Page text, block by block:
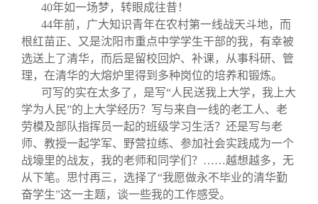
40年如一场梦，转眼成往昔！
44年前，广大知识青年在农村第一线战天斗地，而
根红苗正、又是沈阳市重点中学学生干部的我，有幸被
选送上了清华，而后是留校回炉、补课，从事科研、管
理，在清华的大熔炉里得到多种岗位的培养和锻炼。
可写的实在太多了，是写“人民送我上大学，我上大
学为人民”的上大学经历？写与来自一线的老工人、老
劳模及部队指挥员一起的班级学习生活？还是写与老
师、教授一起学军、野营拉练、参加社会实践成为一个
战壕里的战友，我的老师和同学们？……越想越多，无
从下笔。思忖再三，选择了“我愿做永不毕业的清华勤
奋学生”这一主题，谈一些我的工作感受。